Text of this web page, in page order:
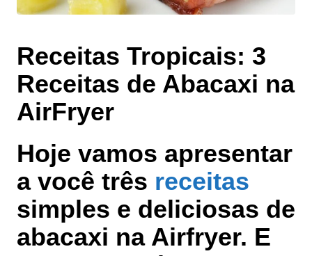
Receitas Tropicais: 3
Receitas de Abacaxi na
AirFryer
Hoje vamos apresentar
a você três receitas
simples e deliciosas de
abacaxi na Airfryer. E